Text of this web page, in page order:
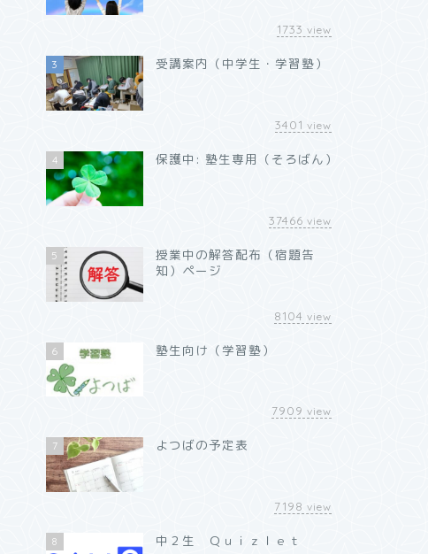
1733 view
3 受講案内（中学生・学習塾）
3401 view
4 保護中: 塾生専用（そろばん）
37466 view
5
授業中の解答配布（宿題告
知）ページ
8104 view
6 塾生向け（学習塾）
7909 view
7 よつばの予定表
7198 view
8 中２生 Ｑｕｉｚｌｅｔ